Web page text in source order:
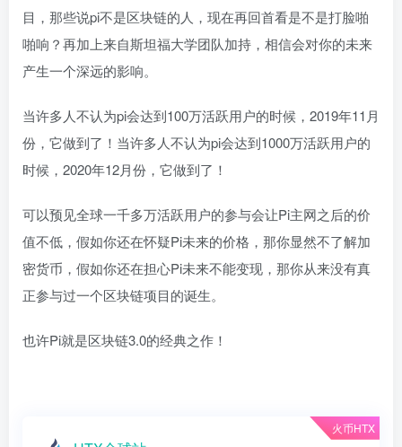
目，那些说pi不是区块链的人，现在再回首看是不是打脸啪
啪响？再加上来自斯坦福大学团队加持，相信会对你的未来
产生一个深远的影响。
当许多人不认为pi会达到100万活跃用户的时候，2019年11月
份，它做到了！当许多人不认为pi会达到1000万活跃用户的
时候，2020年12月份，它做到了！
可以预见全球一千多万活跃用户的参与会让Pi主网之后的价
值不低，假如你还在怀疑Pi未来的价格，那你显然不了解加
密货币，假如你还在担心Pi未来不能变现，那你从来没有真
正参与过一个区块链项目的诞生。
也许Pi就是区块链3.0的经典之作！
火币HTX